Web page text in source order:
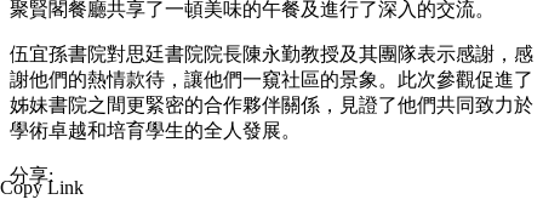
聚賢閣餐廳共享了一頓美味的午餐及進行了深入的交流。
伍宜孫書院對思廷書院院長陳永勤教授及其團隊表示感謝，感
謝他們的熱情款待，讓他們一窺社區的景象。此次參觀促進了
姊妹書院之間更緊密的合作夥伴關係，見證了他們共同致力於
學術卓越和培育學生的全人發展。
分享:
Copy Link